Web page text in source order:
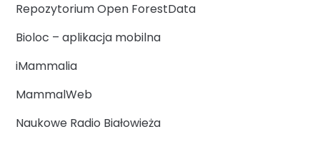
Repozytorium Open ForestData
Bioloc – aplikacja mobilna
iMammalia
MammalWeb
Naukowe Radio Białowieża